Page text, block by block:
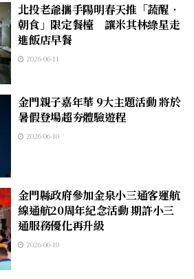
北投老爺攜手陽明春天推「蔬醒‧
朝食」限定餐檯 讓米其林綠星走
進飯店早餐
2026-06-11
金門親子嘉年華 9大主題活動 將於
暑假登場超夯體驗遊程
2026-06-10
金門縣政府參加金泉小三通客運航
線通航20周年紀念活動 期許小三
通服務優化再升級
2026-06-10